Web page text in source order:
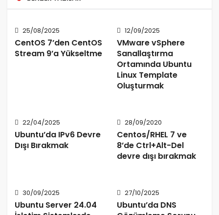
25/08/2025
CentOS 7’den CentOS
Stream 9’a Yükseltme
12/09/2025
VMware vSphere
Sanallaştırma
Ortamında Ubuntu
Linux Template
Oluşturmak
22/04/2025
Ubuntu’da IPv6 Devre
Dışı Bırakmak
28/09/2020
Centos/RHEL 7 ve
8’de Ctrl+Alt-Del
devre dışı bırakmak
30/09/2025
Ubuntu Server 24.04
27/10/2025
Ubuntu’da DNS